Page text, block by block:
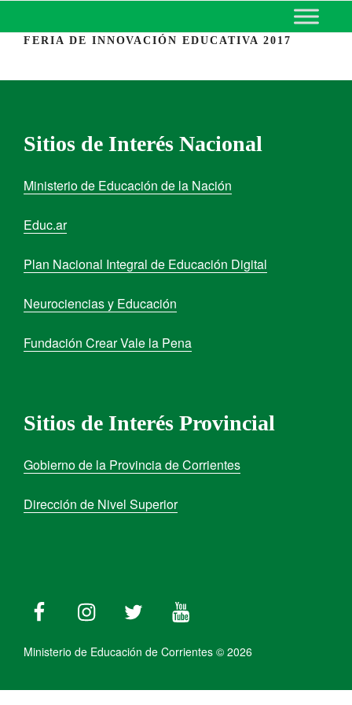
MINISTERIO DE EDUCACIÓN
DE CORRIENTES
FERIA DE INNOVACIÓN EDUCATIVA 2017
Sitios de Interés Nacional
Ministerio de Educación de la Nación
Educ.ar
Plan Nacional Integral de Educación Digital
Neurociencias y Educación
Fundación Crear Vale la Pena
Sitios de Interés Provincial
Gobierno de la Provincia de Corrientes
Dirección de Nivel Superior
Ministerio de Educación de Corrientes © 2026